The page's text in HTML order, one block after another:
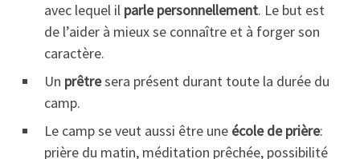
avec lequel il parle personnellement. Le but est
de l’aider à mieux se connaître et à forger son
caractère.
Un prêtresera présent durant toute la durée du
camp.
Le camp se veut aussi être une école de prière:
prière du matin, méditation prêchée, possibilité